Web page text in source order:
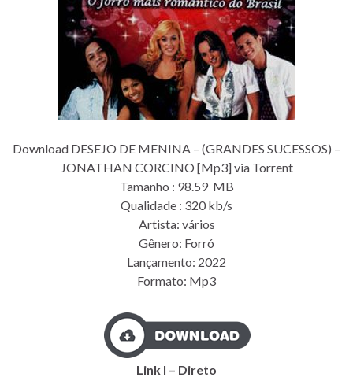
Download DESEJO DE MENINA – (GRANDES SUCESSOS) –
JONATHAN CORCINO [Mp3] via Torrent
Tamanho : 98.59 MB
Qualidade : 320 kb/s
Artista: vários
Gênero: Forró
Lançamento: 2022
Formato: Mp3
Link I – Direto